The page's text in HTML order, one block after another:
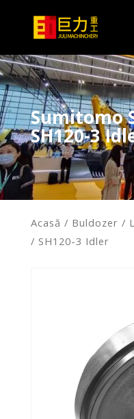
Sumitomo
SH120-3
Acasă / Buldozer /
/ SH120-3 Idler